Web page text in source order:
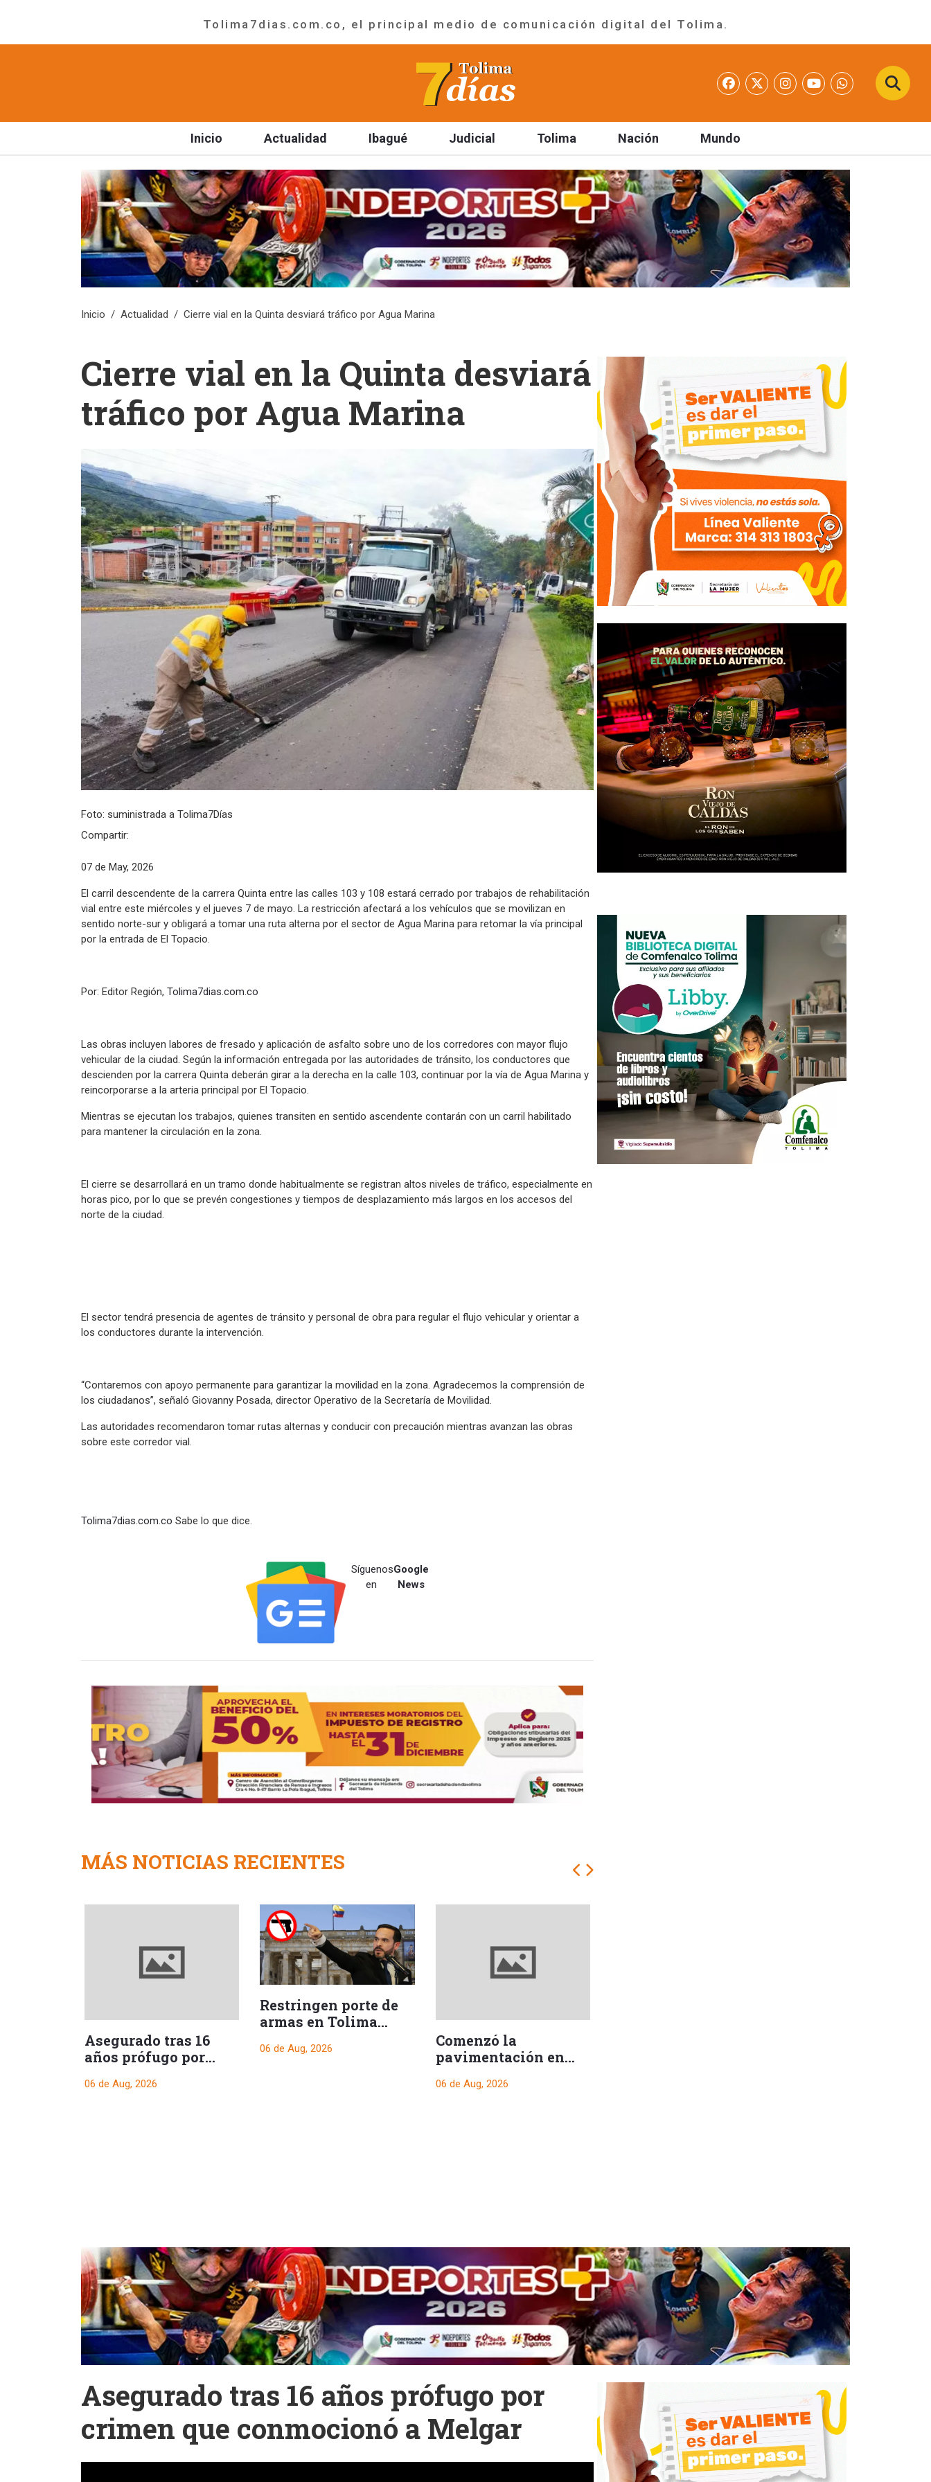
Tolima7dias.com.co, el principal medio de comunicación digital del Tolima.
Inicio Actualidad Ibagué Judicial Tolima Nación Mundo
Inicio Actualidad Cierre vial en la Quinta desviará tráfico por Agua Marina
Cierre vial en la Quinta desviará
tráfico por Agua Marina
Foto: suministrada a Tolima7Días
Compartir:
07 de May, 2026
El carril descendente de la carrera Quinta entre las calles 103 y 108 estará cerrado por trabajos de rehabilitación
vial entre este miércoles y el jueves 7 de mayo. La restricción afectará a los vehículos que se movilizan en
sentido norte-sur y obligará a tomar una ruta alterna por el sector de Agua Marina para retomar la vía principal
por la entrada de El Topacio.
Por: Editor Región, Tolima7dias.com.co
Las obras incluyen labores de fresado y aplicación de asfalto sobre uno de los corredores con mayor flujo
vehicular de la ciudad. Según la información entregada por las autoridades de tránsito, los conductores que
descienden por la carrera Quinta deberán girar a la derecha en la calle 103, continuar por la vía de Agua Marina y
reincorporarse a la arteria principal por El Topacio.
Mientras se ejecutan los trabajos, quienes transiten en sentido ascendente contarán con un carril habilitado
para mantener la circulación en la zona.
El cierre se desarrollará en un tramo donde habitualmente se registran altos niveles de tráfico, especialmente en
horas pico, por lo que se prevén congestiones y tiempos de desplazamiento más largos en los accesos del
norte de la ciudad.
El sector tendrá presencia de agentes de tránsito y personal de obra para regular el flujo vehicular y orientar a
los conductores durante la intervención.
“Contaremos con apoyo permanente para garantizar la movilidad en la zona. Agradecemos la comprensión de
los ciudadanos”, señaló Giovanny Posada, director Operativo de la Secretaría de Movilidad.
Las autoridades recomendaron tomar rutas alternas y conducir con precaución mientras avanzan las obras
sobre este corredor vial.
Tolima7dias.com.co Sabe lo que dice.
Síguenos
en
Google
News
MÁS NOTICIAS RECIENTES
Asegurado tras 16
años prófugo por
conmocionó a Melgar
06 de Aug, 2026
Restringen porte de
armas en Tolima
presidencial
06 de Aug, 2026
Comenzó la
pavimentación en
hacia El Salado
06 de Aug, 2026
Asegurado tras 16 años prófugo por
crimen que conmocionó a Melgar